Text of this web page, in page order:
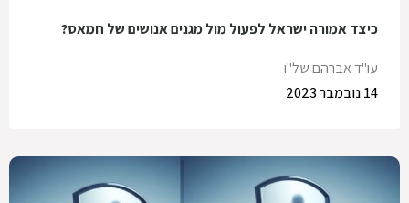
כיצד אמורה ישראל לפעול מול מגנים אנושים של חמאס?
עו"ד אברהם של"ו
14 נובמבר 2023